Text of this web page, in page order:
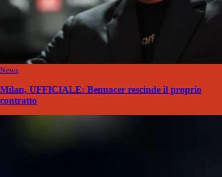
News
Milan, UFFICIALE: Bennacer rescinde il proprio
contratto